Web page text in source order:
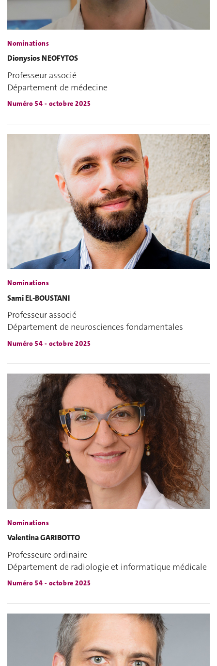
Nominations
Dionysios NEOFYTOS
Professeur associé
Département de médecine
Numéro 54 - octobre 2025
Nominations
Sami EL-BOUSTANI
Professeur associé
Département de neurosciences fondamentales
Numéro 54 - octobre 2025
Nominations
Valentina GARIBOTTO
Professeure ordinaire
Département de radiologie et informatique médicale
Numéro 54 - octobre 2025